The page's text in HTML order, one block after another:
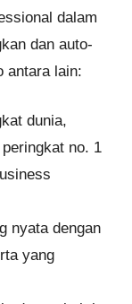
dalam
dan auto-
antara lain:
dunia,
no. 1
nyata dengan
yang